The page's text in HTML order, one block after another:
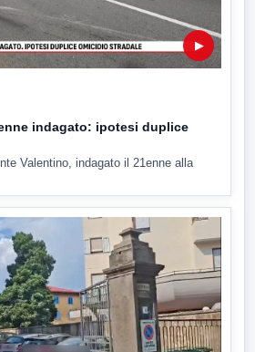
▶
indagato: ipotesi duplice
Valentino, indagato il 21enne alla